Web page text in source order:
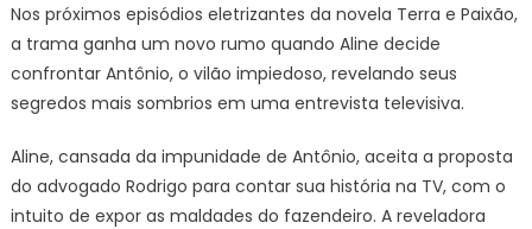
Nos próximos episódios eletrizantes da novela Terra e Paixão,
a trama ganha um novo rumo quando Aline decide
confrontar Antônio, o vilão impiedoso, revelando seus
segredos mais sombrios em uma entrevista televisiva.
Aline, cansada da impunidade de Antônio, aceita a proposta
do advogado Rodrigo para contar sua história na TV, com o
intuito de expor as maldades do fazendeiro. A reveladora